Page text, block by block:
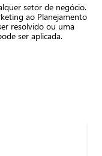
setor de negócio.
ao Planejamento
resolvido ou uma
ser aplicada.